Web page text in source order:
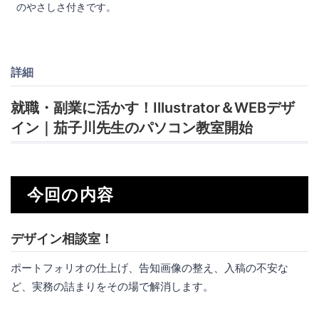
のやさしさ付きです。
詳細
就職・副業に活かす！Illustrator＆WEBデザ
イン｜茄子川先生のパソコン教室開始
今回の内容
デザイン相談室！
ポートフォリオの仕上げ、告知画像の整え、入稿の不安な
ど、実務の詰まりをその場で解消します。